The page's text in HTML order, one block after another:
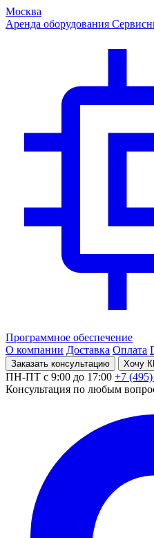
Москва
Аренда оборудования
Программное обеспечение
О компании Доставка Оплата
Заказать консультацию Хочу
ПН-ПТ с 9:00 до 17:00 +7 (495)
Консультация по любым